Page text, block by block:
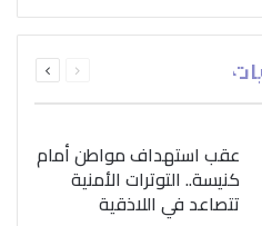
الصفحةالصفحة
تؤكد
متكامل
المخدرات
عقب استهداف مواطن أمام
كنيسة.. التوترات الأمنية
تتصاعد في اللاذقية